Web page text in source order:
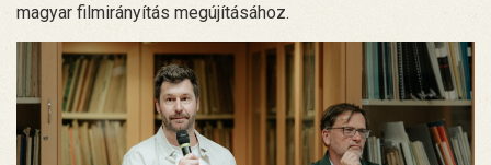
magyar filmirányítás megújításához.